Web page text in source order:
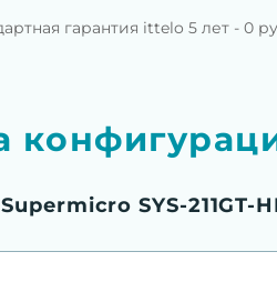
гарантия ittelo 5 лет - 0
SYS-211GT-